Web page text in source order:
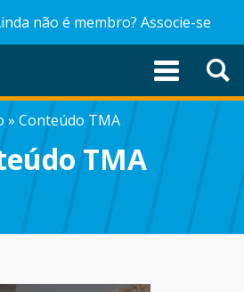
não é membro? Associe-se
Conteúdo TMA
TMA